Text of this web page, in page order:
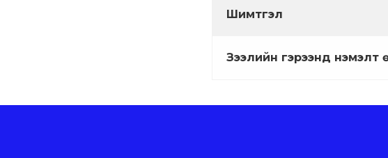
Шимтгэл
Зээлийн гэрээнд нэмэлт